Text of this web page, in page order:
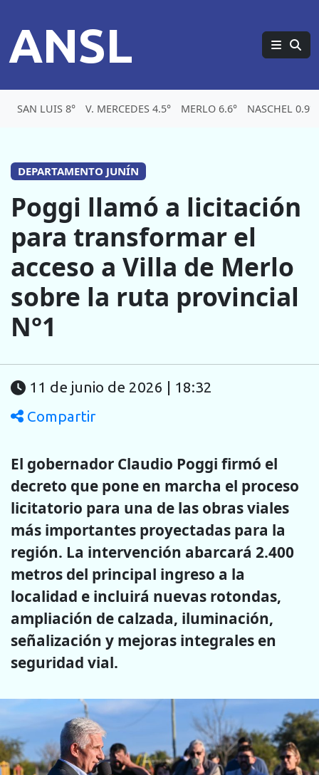
ANSL
SAN LUIS 8° V. MERCEDES 4.5° MERLO 6.6° NASCHEL 0.9°
DEPARTAMENTO JUNÍN
Poggi llamó a licitación
para transformar el
acceso a Villa de Merlo
sobre la ruta provincial
N°1
11 de junio de 2026 | 18:32
Compartir
El gobernador Claudio Poggi firmó el
decreto que pone en marcha el proceso
licitatorio para una de las obras viales
más importantes proyectadas para la
región. La intervención abarcará 2.400
metros del principal ingreso a la
localidad e incluirá nuevas rotondas,
ampliación de calzada, iluminación,
señalización y mejoras integrales en
seguridad vial.